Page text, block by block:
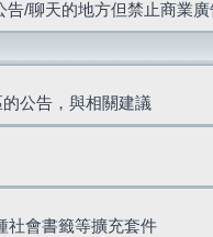
/聊天的地方但禁止商業廣
的公告，與相關建議
社會書籤等擴充套件